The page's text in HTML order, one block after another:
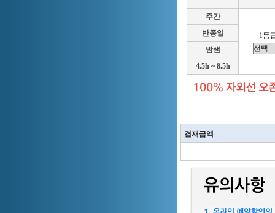
주간
1등
반종일
밤샘
4.5h ~ 8.5h
결재금액